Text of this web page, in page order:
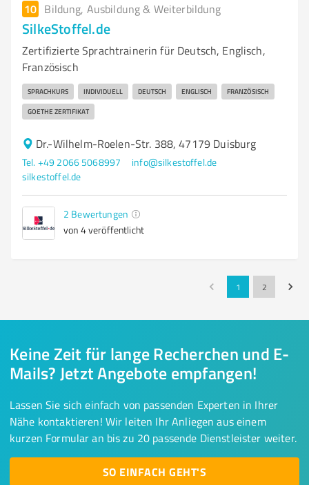
10 Bildung, Ausbildung & Weiterbildung
SilkeStoffel.de
Zertifizierte Sprachtrainerin für Deutsch, Englisch,
Französisch
SPRACHKURS INDIVIDUELL DEUTSCH ENGLISCH FRANZÖSISCH
GOETHE ZERTIFIKAT
Dr.-Wilhelm-Roelen-Str. 388, 47179 Duisburg
Tel. +49 2066 5068997
info@silkestoffel.de
silkestoffel.de
2 Bewertungen
von 4 veröffentlicht
1 2
Keine Zeit für lange Recherchen und E-
Mails? Jetzt Angebote empfangen!
Lassen Sie sich einfach von passenden Experten in Ihrer
Nähe kontaktieren! Wir leiten Ihr Anliegen aus einem
kurzen Formular an bis zu 20 passende Dienstleister weiter.
SO EINFACH GEHT'S